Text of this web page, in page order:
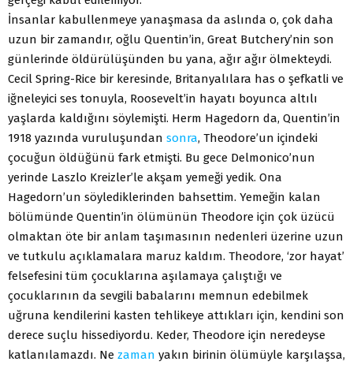
İnsanlar kabullenmeye yanaşmasa da aslında o, çok daha
uzun bir zamandır, oğlu Quentin’in, Great Butchery’nin son
günlerinde öldürülüşünden bu yana, ağır ağır ölmekteydi.
Cecil Spring-Rice bir keresinde, Britanyalılara has o şefkatli ve
iğneleyici ses tonuyla, Roosevelt’in hayatı boyunca altılı
yaşlarda kaldığını söylemişti. Herm Hagedorn da, Quentin’in
1918 yazında vuruluşundan sonra, Theodore’un içindeki
çocuğun öldüğünü fark etmişti. Bu gece Delmonico’nun
yerinde Laszlo Kreizler’le akşam yemeği yedik. Ona
Hagedorn’un söylediklerinden bahsettim. Yemeğin kalan
bölümünde Quentin’in ölümünün Theodore için çok üzücü
olmaktan öte bir anlam taşımasının nedenleri üzerine uzun
ve tutkulu açıklamalara maruz kaldım. Theodore, ‘zor hayat’
felsefesini tüm çocuklarına aşılamaya çalıştığı ve
çocuklarının da sevgili babalarını memnun edebilmek
uğruna kendilerini kasten tehlikeye attıkları için, kendini son
derece suçlu hissediyordu. Keder, Theodore için neredeyse
katlanılamazdı. Ne zaman yakın birinin ölümüyle karşılaşsa,